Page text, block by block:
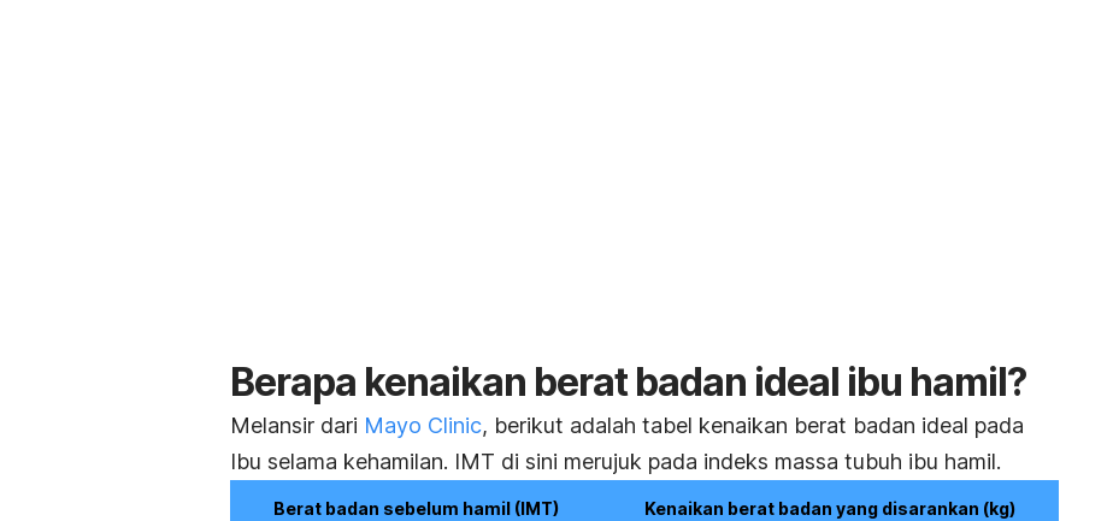
Berapa kenaikan berat badan ideal ibu hamil?
Melansir dari Mayo Clinic, berikut adalah tabel kenaikan berat badan ideal pada
Ibu selama kehamilan. IMT di sini merujuk pada indeks massa tubuh ibu hamil.
Berat badan sebelum hamil (IMT) Kenaikan berat badan yang disarankan (kg)